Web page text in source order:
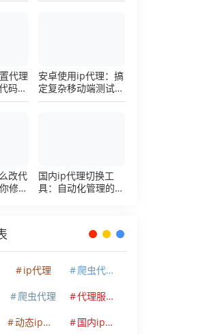
代理
码，
辑
安卓使用ip代理：搞
定复杂移动端测试环
境的超详细配置手册
改代
修改
国内ip代理切换工
具：自动化管理的效
ip代理
爬虫代理ip
爬虫代理
代理服务器
动态ip代理
国内ip代理